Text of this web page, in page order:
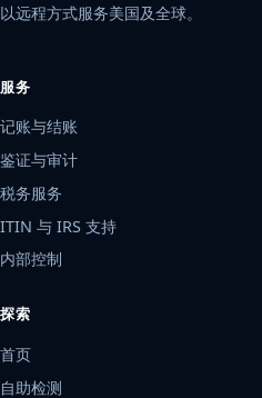
以远程方式服务美国及全球。
服务
记账与结账
鉴证与审计
税务服务
ITIN 与 IRS 支持
内部控制
探索
首页
自助检测